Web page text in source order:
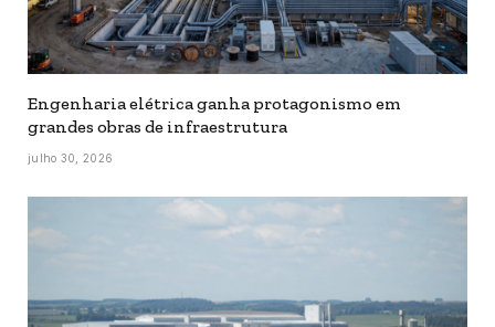
Engenharia elétrica ganha protagonismo em
grandes obras de infraestrutura
julho 30, 2026